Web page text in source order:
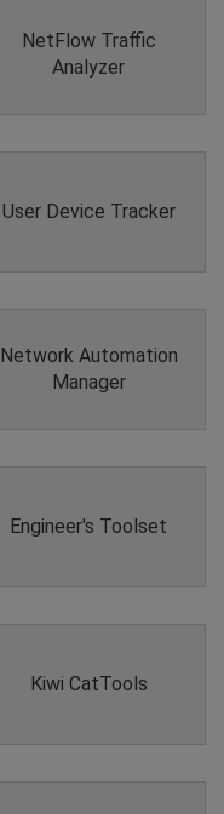
NetFlow Traffic
Analyzer
User Device Tracker
Network Automation
Manager
Engineer's Toolset
Kiwi CatTools